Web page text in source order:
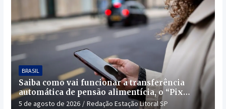
BRASIL
Saiba como vai funcionar a transferência
automática de pensão alimentícia, o “Pix
Pensão”
5 de agosto de 2026 Redação Estação Litoral SP